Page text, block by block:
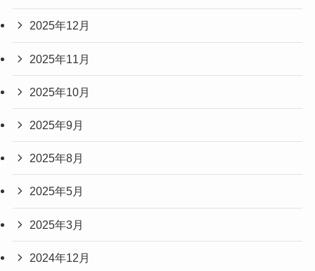
2025年12月
2025年11月
2025年10月
2025年9月
2025年8月
2025年5月
2025年3月
2024年12月